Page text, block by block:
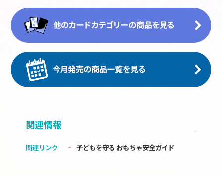
関連情報
関連リンク 子どもを守る おもちゃ安全ガイド